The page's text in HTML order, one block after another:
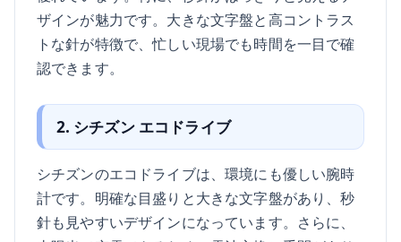
ザインが魅力です。大きな文字盤と高コントラス
トな針が特徴で、忙しい現場でも時間を一目で確
認できます。
2. シチズン エコドライブ
シチズンのエコドライブは、環境にも優しい腕時
計です。明確な目盛りと大きな文字盤があり、秒
針も見やすいデザインになっています。さらに、